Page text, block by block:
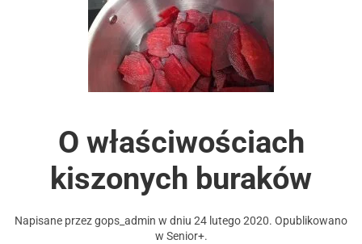
O właściwościach
kiszonych buraków
Napisane przezgops_admin w dniu 24 lutego 2020. Opublikowano
w Senior+.